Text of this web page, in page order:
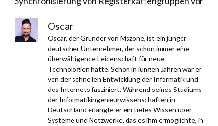
Oscar
Oscar, der Gründer von Mszone, ist ein junger
deutscher Unternehmer, der schon immer eine
überwältigende Leidenschaft für neue
Technologien hatte. Schon in jungen Jahren war er
von der schnellen Entwicklung der Informatik und
des Internets fasziniert. Während seines Studiums
der Informatikingenieurwissenschaften in
Deutschland erlangte er ein tiefes Wissen über
Systeme und Netzwerke, das es ihm ermöglichte, in